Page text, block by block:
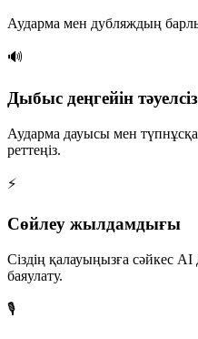
Аударма мен дубляждың
🔊
Дыбыс деңгейін
Аударма дауысы мен
реттеңіз.
⚡
Сөйлеу жылдамдығы
Сіздің қалауыңызға сәйкес
баяулату.
🎙️